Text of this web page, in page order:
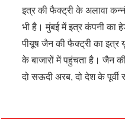
इत्र की फैक्‍ट्री के अलावा
भी है। मुंबई में इत्र कंपनी का
पीयूष जैन की फैक्‍ट्री का इत्र
के बाजारों में पहुंचता है। जैन
दो सऊदी अरब, दो देश के पूर्वी